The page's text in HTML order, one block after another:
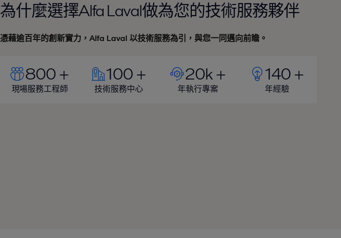
為什麼選擇Alfa Laval做為您的技術服務夥伴
憑藉逾百年的創新實力，Alfa Laval 以技術服務為引，與您一同邁向前瞻。
800 +
現場服務工程師
100 +
技術服務中心
20k +
年執行專案
140 +
年經驗